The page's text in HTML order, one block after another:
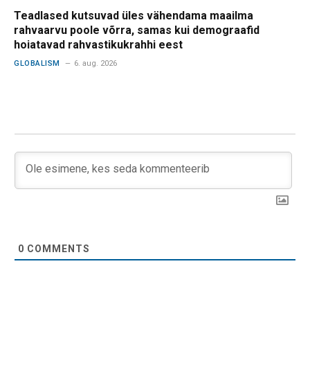
Teadlased kutsuvad üles vähendama maailma
rahvaarvu poole võrra, samas kui demograafid
hoiatavad rahvastikukrahhi eest
GLOBALISM 6. aug. 2026
0 COMMENTS